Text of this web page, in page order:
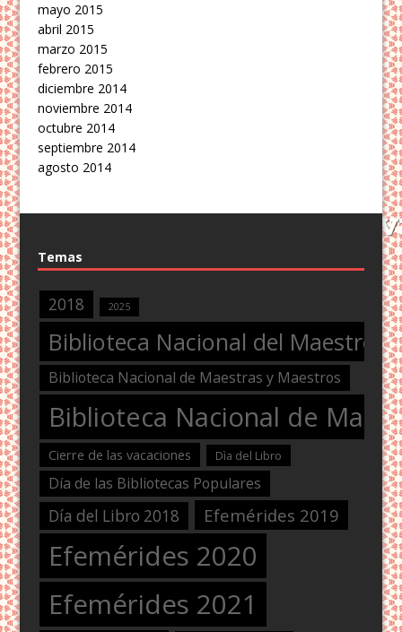
mayo 2015
abril 2015
marzo 2015
febrero 2015
diciembre 2014
noviembre 2014
octubre 2014
septiembre 2014
agosto 2014
Temas
2018 2025
Biblioteca Nacional del Maestro
Biblioteca Nacional de Maestras y Maestros
Biblioteca Nacional de
Cierre de las vacaciones Dìa del Libro
Día de las Bibliotecas Populares
Día del Libro 2018 Efemérides 2019
Efemérides 2020
Efemérides 2021